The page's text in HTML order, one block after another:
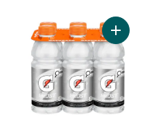
Zéro Ultra au panier Ajouter